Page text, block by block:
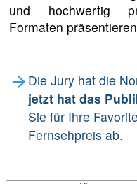
und hochwertig
Formaten
Die Jury hat die
jetzt hat das
Sie für Ihre
Fernsehpreis ab.